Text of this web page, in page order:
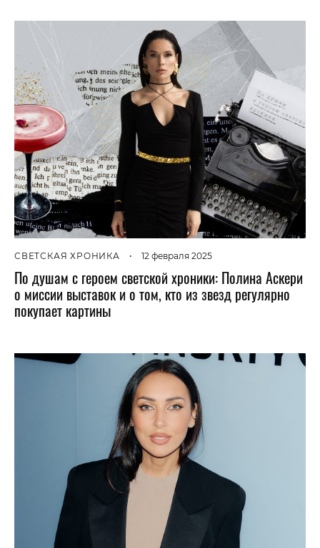
СВЕТСКАЯ ХРОНИКА • 12 февраля 2025
По душам с героем светской хроники: Полина Аскери
о миссии выставок и о том, кто из звезд регулярно
покупает картины